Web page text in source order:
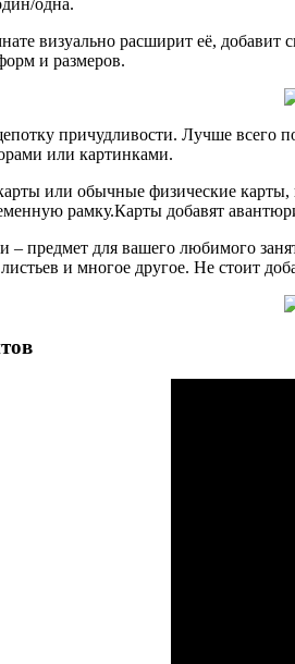
визуально расширит её,
и размеров.
причудливости. Лучше
или картинками.
или обычные физические
рамку.Карты добавят
предмет для вашего любимого
и многое другое. Не стоит